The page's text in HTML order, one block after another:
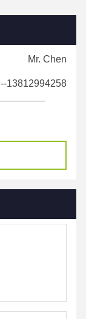
Mr. Chen
13812994258